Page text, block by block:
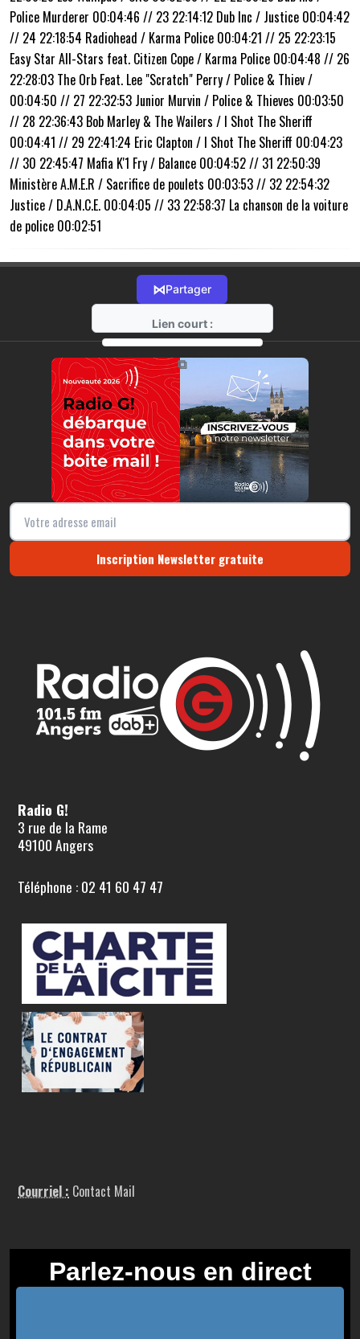
Police Murderer 00:04:46 // 23 22:14:12 Dub Inc / Justice 00:04:42
// 24 22:18:54 Radiohead / Karma Police 00:04:21 // 25 22:23:15
Easy Star All-Stars feat. Citizen Cope / Karma Police 00:04:48 // 26
22:28:03 The Orb Feat. Lee "Scratch" Perry / Police & Thiev /
00:04:50 // 27 22:32:53 Junior Murvin / Police & Thieves 00:03:50
// 28 22:36:43 Bob Marley & The Wailers / I Shot The Sheriff
00:04:41 // 29 22:41:24 Eric Clapton / I Shot The Sheriff 00:04:23
// 30 22:45:47 Mafia K'1 Fry / Balance 00:04:52 // 31 22:50:39
Ministère A.M.E.R / Sacrifice de poulets 00:03:53 // 32 22:54:32
Justice / D.A.N.C.E. 00:04:05 // 33 22:58:37 La chanson de la voiture
de police 00:02:51
⋈Partager
Lien court :
https://radio-g.fr?16777
⧉
Inscription Newsletter gratuite
Radio G!
3 rue de la Rame
49100 Angers
Téléphone : 02 41 60 47 47
Courriel : Contact Mail